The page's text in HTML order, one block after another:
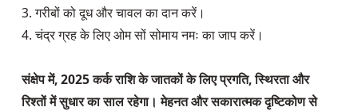
3. गरीबों को दूध और चावल का दान करें।
4. चंद्र ग्रह के लिए ओम सों सोमाय नमः का जाप करें।
संक्षेप में, 2025 कर्क राशि के जातकों के लिए प्रगति, स्थिरता और
रिश्तों में सुधार का साल रहेगा। मेहनत और सकारात्मक दृष्टिकोण से